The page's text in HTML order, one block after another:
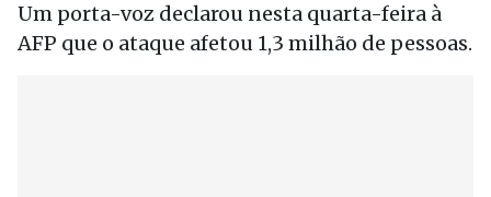
Um porta-voz declarou nesta quarta-feira à
AFP que o ataque afetou 1,3 milhão de pessoas.